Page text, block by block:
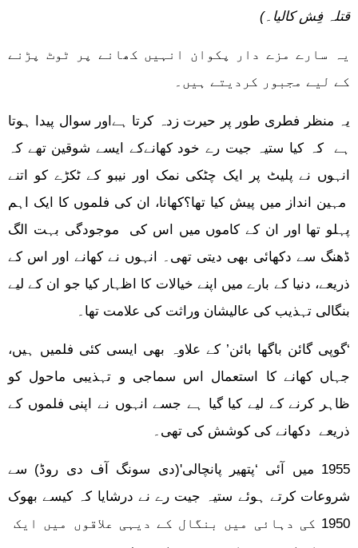
قتلہ فِش کالیا۔)
یہ سارے مزے دار پکوان انہیں کھانے پر ٹوٹ پڑنے
کے لیے مجبور کردیتے ہیں۔
یہ منظر فطری طور پر حیرت زدہ کرتا ہےاور سوال پیدا ہوتا
ہے کہ کیا ستیہ جیت رے خود کھانےکے ایسے شوقین تھے کہ
انہوں نے پلیٹ پر ایک چٹکی نمک اور نیبو کے ٹکڑے کو اتنے
مہین انداز میں پیش کیا تھا؟کھانا، ان کی فلموں کا ایک اہم
پہلو تھا اور ان کے کاموں میں اس کی موجودگی بہت الگ
ڈھنگ سے دکھائی بھی دیتی تھی۔ انہوں نے کھانے اور اس کے
ذریعے، دنیا کے بارے میں اپنے خیالات کا اظہار کیا جو ان کے لیے
بنگالی تہذیب کی عالیشان وراثت کی علامت تھا۔
‘گوپی گائن باگھا بائن’ کے علاوہ بھی ایسی کئی فلمیں ہیں،
جہاں کھانے کا استعمال اس سماجی و تہذیبی ماحول کو
ظاہر کرنے کے لیے کیا گیا ہے جسے انہوں نے اپنی فلموں کے
ذریعے دکھانے کی کوشش کی تھی۔
1955 میں آئی ‘پتھیر پانچالی'(دی سونگ آف دی روڈ) سے
شروعات کرتے ہوئے ستیہ جیت رے نے درشایا کہ کیسے بھوک
1950 کی دہائی میں بنگال کے دیہی علاقوں میں ایک